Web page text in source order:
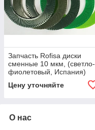
Запчасть Rofisa диски
сменные 10 мкм, (светло-
фиолетовый, Испания)
Цену уточняйте
О нас